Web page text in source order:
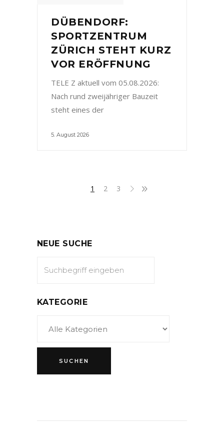
DÜBENDORF:
SPORTZENTRUM
ZÜRICH STEHT KURZ
VOR ERÖFFNUNG
TELE Z aktuell vom 05.08.2026:
Nach rund zweijähriger Bauzeit
steht eines der
5. August 2026
1 2 3
NEUE SUCHE
KATEGORIE